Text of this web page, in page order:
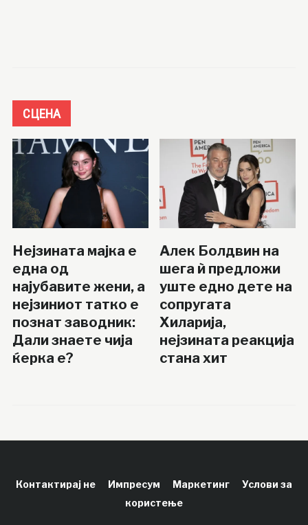
СЦЕНА
Нејзината мајка е
една од
најубавите жени, а
нејзиниот татко е
познат заводник:
Дали знаете чија
ќерка е?
Алек Болдвин на
шега ѝ предложи
уште едно дете на
сопругата
Хиларија,
нејзината реакција
стана хит
Контактирај не Импресум Маркетинг
Услови за
користење